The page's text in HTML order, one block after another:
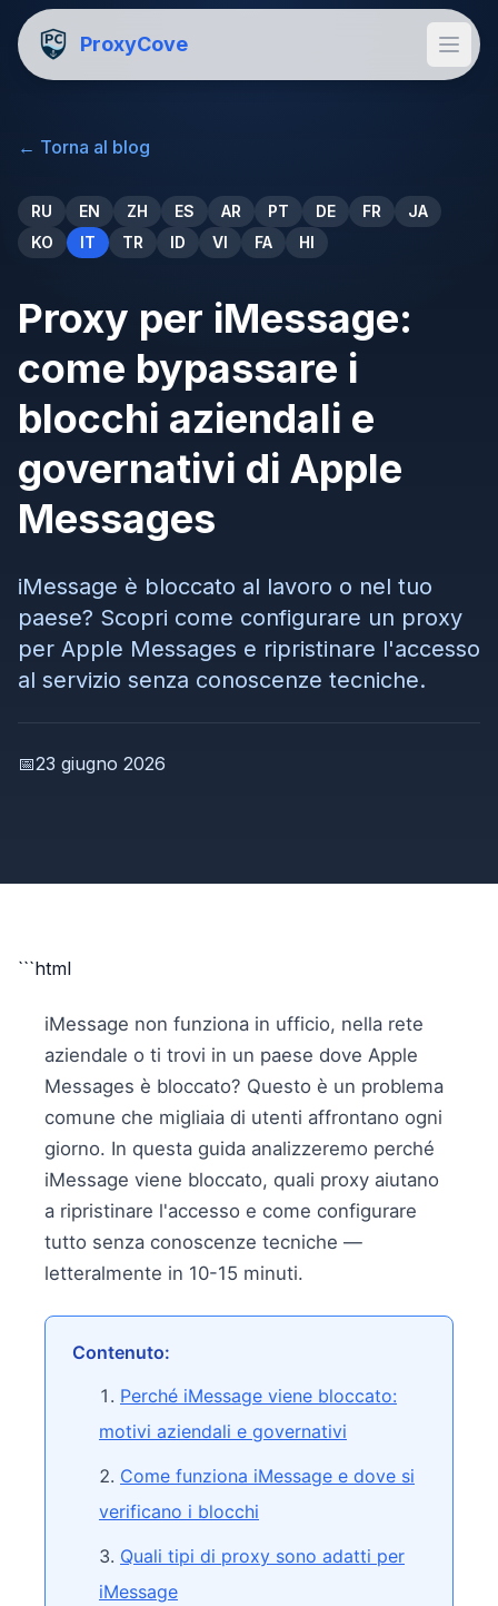
ProxyCove
← Torna al blog
RU EN ZH ES AR PT DE FR
JA
KO
IT TR ID VI FA HI
Proxy per iMessage:
come bypassare i
blocchi aziendali e
governativi di Apple
Messages
iMessage è bloccato al lavoro o nel tuo
paese? Scopri come configurare un proxy
per Apple Messages e ripristinare l'accesso
al servizio senza conoscenze tecniche.
📅23 giugno 2026
```html
iMessage non funziona in ufficio, nella rete
aziendale o ti trovi in un paese dove Apple
Messages è bloccato? Questo è un problema
comune che migliaia di utenti affrontano ogni
giorno. In questa guida analizzeremo perché
iMessage viene bloccato, quali proxy aiutano
a ripristinare l'accesso e come configurare
tutto senza conoscenze tecniche —
letteralmente in 10-15 minuti.
Contenuto:
Perché iMessage viene bloccato:
motivi aziendali e governativi
Come funziona iMessage e dove si
verificano i blocchi
Quali tipi di proxy sono adatti per
iMessage